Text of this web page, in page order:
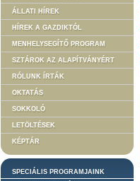
ÁLLATI HÍREK
HÍREK A GAZDIKTÓL
MENHELYSEGÍTŐ PROGRAM
SZTÁROK AZ ALAPÍTVÁNYÉRT
RÓLUNK ÍRTÁK
OKTATÁS
SOKKOLÓ
LETÖLTÉSEK
KÉPTÁR
SPECIÁLIS PROGRAMJAINK